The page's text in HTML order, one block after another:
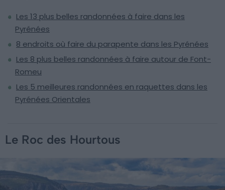
Les 13 plus belles randonnées à faire dans les
Pyrénées
8 endroits où faire du parapente dans les Pyrénées
Les 8 plus belles randonnées à faire autour de Font-
Romeu
Les 5 meilleures randonnées en raquettes dans les
Pyrénées Orientales
Le Roc des Hourtous